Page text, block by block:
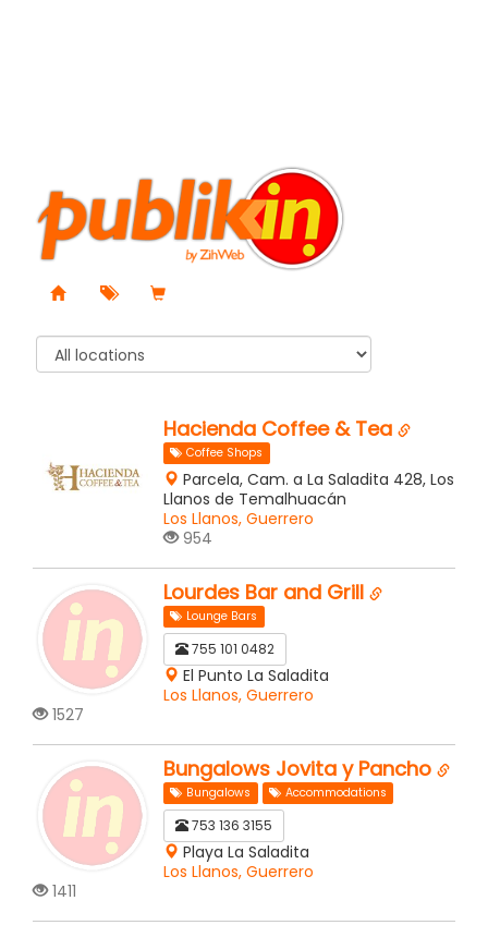
Hacienda Coffee & Tea
Coffee Shops
Parcela, Cam. a La Saladita 428, Los
Llanos de Temalhuacán
Los Llanos, Guerrero
954
Lourdes Bar and Grill
Lounge Bars
755 101 0482
El Punto La Saladita
Los Llanos, Guerrero
1527
Bungalows Jovita y Pancho
Bungalows Accommodations
753 136 3155
Playa La Saladita
Los Llanos, Guerrero
1411